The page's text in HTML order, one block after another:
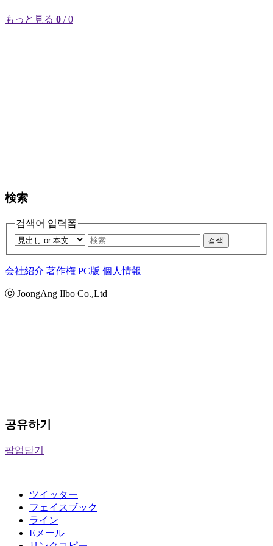
もっと見る 0 / 0
検索
검색어 입력폼
검색
会社紹介 著作権 PC版 個人情報
ⓒ JoongAng Ilbo Co.,Ltd
공유하기
팝업닫기
ツイッター
フェイスブック
ライン
Eメール